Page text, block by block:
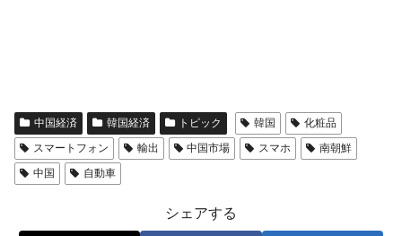
中国経済 韓国経済 トピック 韓国
化粧品
スマートフォン
輸出 中国市場 スマホ
南朝鮮
中国
自動車
シェアする